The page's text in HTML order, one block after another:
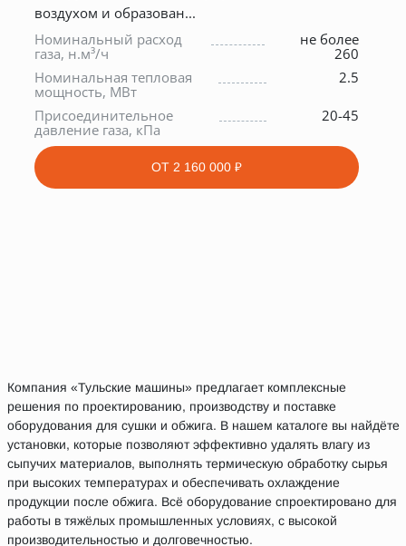
воздухом и образован...
Номинальный расход
газа, н.м³/ч
не более
260
Номинальная тепловая
мощность, МВт
2.5
Присоединительное
давление газа, кПа
20-45
ОТ 2 160 000 ₽
Компания «Тульские машины» предлагает комплексные
решения по проектированию, производству и поставке
оборудования для сушки и обжига. В нашем каталоге вы найдёте
установки, которые позволяют эффективно удалять влагу из
сыпучих материалов, выполнять термическую обработку сырья
при высоких температурах и обеспечивать охлаждение
продукции после обжига. Всё оборудование спроектировано для
работы в тяжёлых промышленных условиях, с высокой
производительностью и долговечностью.